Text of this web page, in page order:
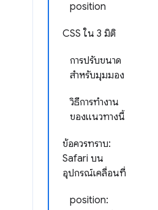
position
CSS ใน 3 มิติ
การปรับขนาด
สำหรับมุมมอง
วิธีการทำงาน
ของแนวทางนี้
ข้อควรทราบ:
Safari บน
อุปกรณ์เคลื่อนที่
position: